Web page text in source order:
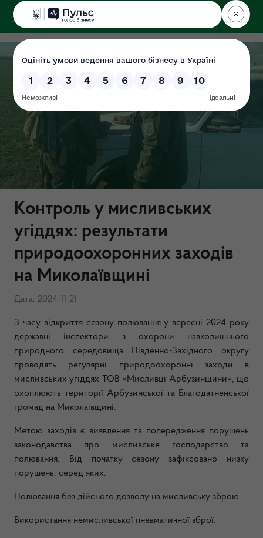
ДЕРЖЕКОІНСПЕКЦІЯ
Контроль у мисливських
угіддях: результати
природоохоронних заходів
на Миколаївщині
Дата: 2024-11-21
З часу відкриття сезону полювання у вересні 2024 року
державні інспектори з охорони навколишнього
природного середовища Південно-Західного округу
проводять регулярні природоохоронні заходи в
мисливських угіддях ТОВ «Мисливці Арбузинщини», що
охоплюють території Арбузинської та Благодатненської
громад на Миколаївщині.
Метою заходів є виявлення та попередження порушень
законодавства про мисливське господарство та
полювання. Від початку сезону зафіксовано низку
порушень, серед яких:
Полювання без дійсного дозволу на мисливську зброю.
Використання немисливської пневматичної зброї.